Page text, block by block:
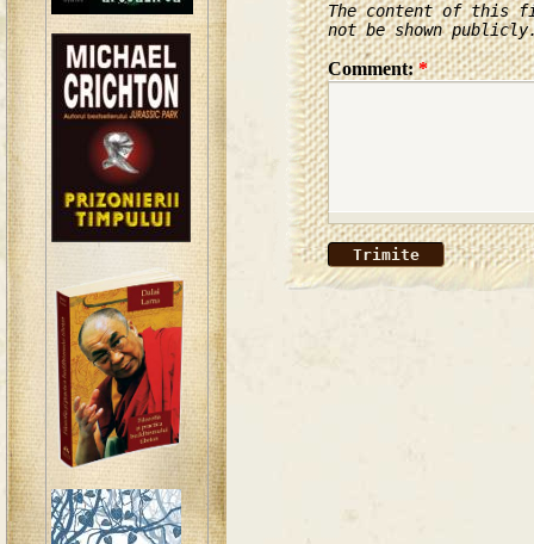
The content of this
not be shown
Comment:*